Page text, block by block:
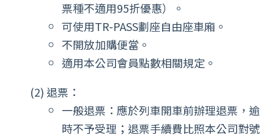
票種不適用95折優惠）。
可使用TR-PASS劃座自由座車廂。
不開放加購便當。
適用本公司會員點數相關規定。
退票：
一般退票：應於列車開車前辦理退票，逾
時不予受理；退票手續費比照本公司對號